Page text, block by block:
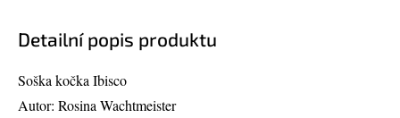
Detailní popis produktu
Soška kočka Ibisco
Autor: Rosina Wachtmeister